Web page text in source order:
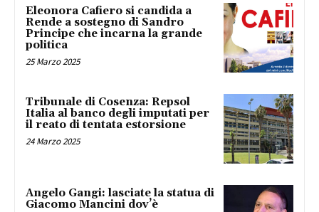
Eleonora Cafiero si candida a
Rende a sostegno di Sandro
Principe che incarna la grande
politica
25 Marzo 2025
Tribunale di Cosenza: Repsol
Italia al banco degli imputati per
il reato di tentata estorsione
24 Marzo 2025
Angelo Gangi: lasciate la statua di
Giacomo Mancini dov’è